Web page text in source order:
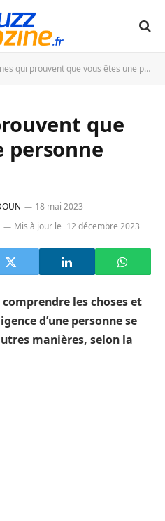
qui prouvent que vous êtes une personne intelligente
que
personne
18 mai 2023
Mis à jour le 12 décembre 2023
les choses et
d’une personne se
manières, selon la